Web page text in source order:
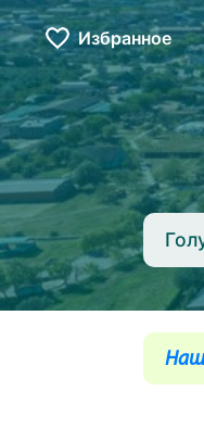
Избранное